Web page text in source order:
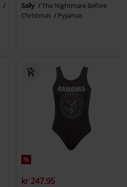
Sally
The Nightmare Before
Christmas
Pyjamas
%
kr 247.95